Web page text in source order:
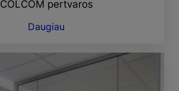
COLCOM pertvaros
Daugiau